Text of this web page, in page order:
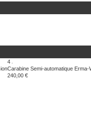
4
Carabine Semi-automatique
240,00 €